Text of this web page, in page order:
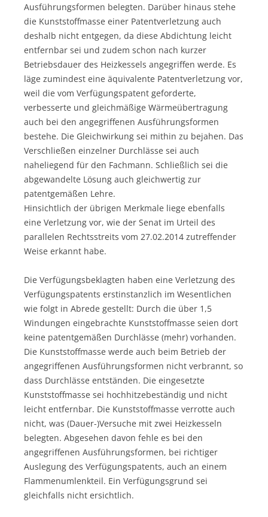
Ausführungsformen belegten. Darüber hinaus stehe
die Kunststoffmasse einer Patentverletzung auch
deshalb nicht entgegen, da diese Abdichtung leicht
entfernbar sei und zudem schon nach kurzer
Betriebsdauer des Heizkessels angegriffen werde. Es
läge zumindest eine äquivalente Patentverletzung vor,
weil die vom Verfügungspatent geforderte,
verbesserte und gleichmäßige Wärmeübertragung
auch bei den angegriffenen Ausführungsformen
bestehe. Die Gleichwirkung sei mithin zu bejahen. Das
Verschließen einzelner Durchlässe sei auch
naheliegend für den Fachmann. Schließlich sei die
abgewandelte Lösung auch gleichwertig zur
patentgemäßen Lehre.
Hinsichtlich der übrigen Merkmale liege ebenfalls
eine Verletzung vor, wie der Senat im Urteil des
parallelen Rechtsstreits vom 27.02.2014 zutreffender
Weise erkannt habe.
Die Verfügungsbeklagten haben eine Verletzung des
Verfügungspatents erstinstanzlich im Wesentlichen
wie folgt in Abrede gestellt: Durch die über 1,5
Windungen eingebrachte Kunststoffmasse seien dort
keine patentgemäßen Durchlässe (mehr) vorhanden.
Die Kunststoffmasse werde auch beim Betrieb der
angegriffenen Ausführungsformen nicht verbrannt, so
dass Durchlässe entständen. Die eingesetzte
Kunststoffmasse sei hochhitzebeständig und nicht
leicht entfernbar. Die Kunststoffmasse verrotte auch
nicht, was (Dauer-)Versuche mit zwei Heizkesseln
belegten. Abgesehen davon fehle es bei den
angegriffenen Ausführungsformen, bei richtiger
Auslegung des Verfügungspatents, auch an einem
Flammenumlenkteil. Ein Verfügungsgrund sei
gleichfalls nicht ersichtlich.